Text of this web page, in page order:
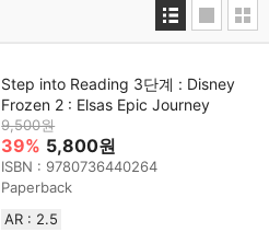
Step into Reading 3단계 : Disney
Frozen 2 : Elsas Epic Journey
9,500원
39% 5,800원
ISBN : 9780736440264
Paperback
AR : 2.5